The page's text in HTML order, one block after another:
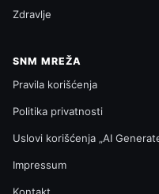
Zdravlje
SNM MREŽA
Pravila korišćenja
Politika privatnosti
Uslovi korišćenja „AI
Impressum
Kontakt